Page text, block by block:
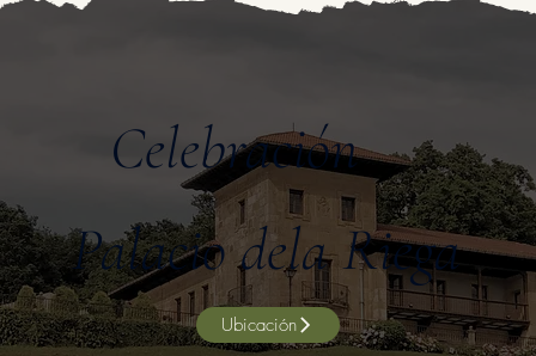
Celebración
Palacio dela Riega
Ubicación